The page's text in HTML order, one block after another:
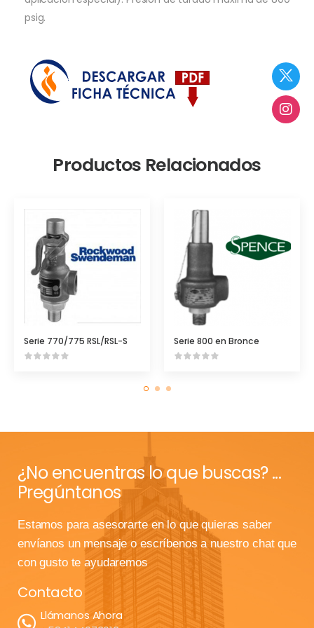
psig.
Productos Relacionados
Serie 770/775 RSL/RSL-S Serie 800 en Bronce
¿No encuentras lo que buscas? ...
Pregúntanos
Estamos para asesorarte en lo que quieras saber
envíanos un mensaje o escríbenos a nuestro chat que
con gusto te ayudaremos
Contacto
Llámanos Ahora